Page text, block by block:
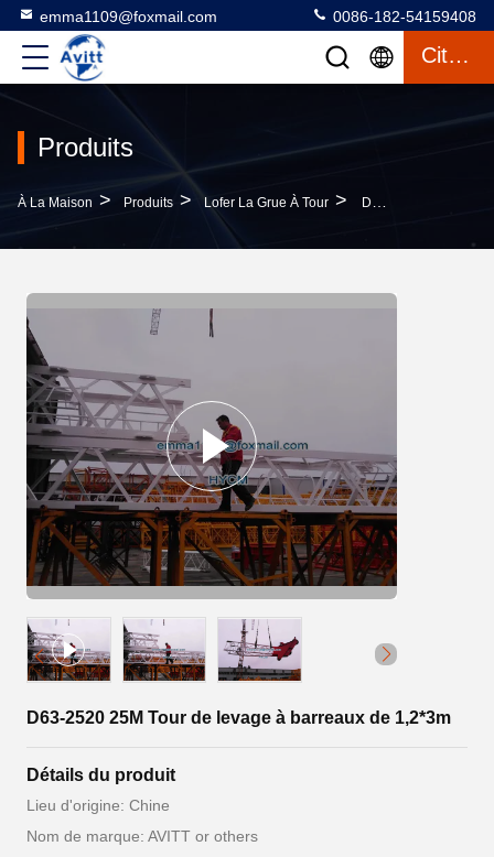
emma1109@foxmail.com 0086-182-54159408
Citation
Produits
À La Maison > Produits > Lofer La Grue À Tour > D63-2520 25M Tour De Levage À Barreaux De 1,2*3m
D63-2520 25M Tour de levage à barreaux de 1,2*3m
Détails du produit
Lieu d'origine: Chine
Nom de marque: AVITT or others